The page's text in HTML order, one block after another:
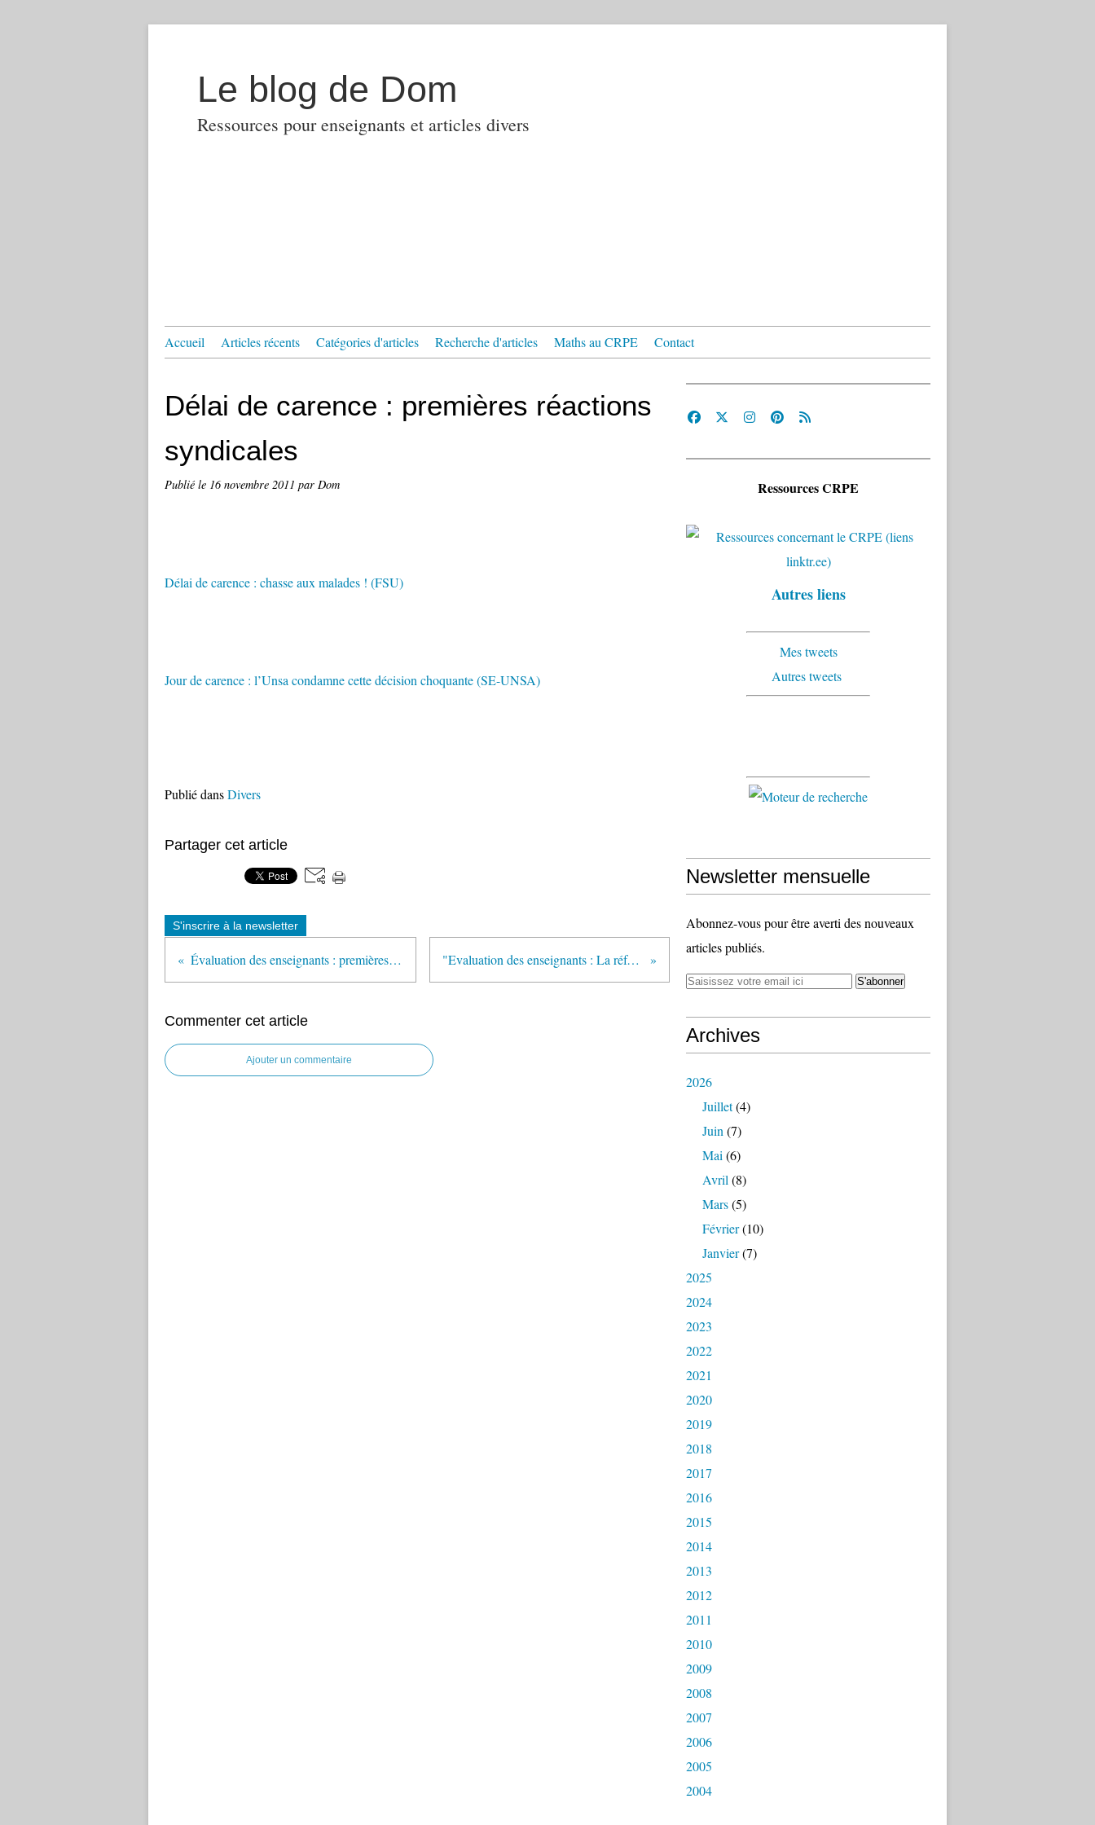
Le blog de Dom
Ressources pour enseignants et articles divers
Accueil Articles récents Catégories d'articles Recherche d'articles Maths au CRPE Contact
Délai de carence : premières réactions
syndicales
Publié le 16 novembre 2011 par Dom
Délai de carence : chasse aux malades ! (FSU)
Jour de carence : l’Unsa condamne cette décision choquante (SE-UNSA)
Publié dansDivers
Partager cet article
S'inscrire à la newsletter
Évaluation des enseignants : premières réactions syndicales aux projets de décret et d’arrêté "Evaluation des enseignants : La réforme appliquée rentrée 2012" (Café pédagogique)
Commenter cet article
Ajouter un commentaire
Ressources CRPE
Autres liens
Mes tweets
Autres tweets
Newsletter mensuelle
Abonnez-vous pour être averti des nouveaux
articles publiés.
Archives
2026
Juillet(4)
Juin (7)
Mai (6)
Avril (8)
Mars(5)
Février(10)
Janvier(7)
2025
2024
2023
2022
2021
2020
2019
2018
2017
2016
2015
2014
2013
2012
2011
2010
2009
2008
2007
2006
2005
2004